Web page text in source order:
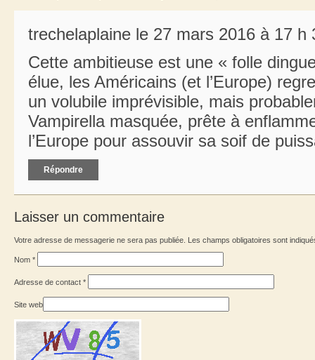
trechelaplaine le 27 mars 2016 à 17 h
Cette ambitieuse est une « folle
élue, les Américains (et l’Europe)
un volubile imprévisible, mais
Vampirella masquée, prête à
l’Europe pour assouvir sa soif de
Répondre
Laisser un commentaire
Votre adresse de messagerie ne sera pas publiée. Les champs obligatoires sont
Nom *
Adresse de contact *
Site web